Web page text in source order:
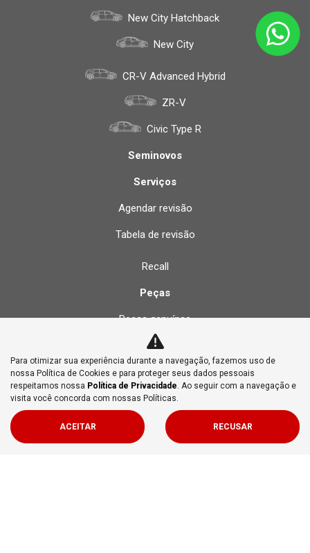
New City Hatchback
New City
CR-V Advanced Hybrid
ZR-V
Civic Type R
Seminovos
Serviços
Agendar revisão
Tabela de revisão
Recall
Peças
Peças genuínas
Acessórios
Consórcio
Vendas diretas
Contato
Para otimizar sua experiência durante a navegação, fazemos uso de
nossa Política de Cookies e para proteger seus dados pessoais
respeitamos nossa Política de Privacidade. Ao seguir com a navegação e
visita você concorda com nossas Políticas.
ACEITAR RECUSAR